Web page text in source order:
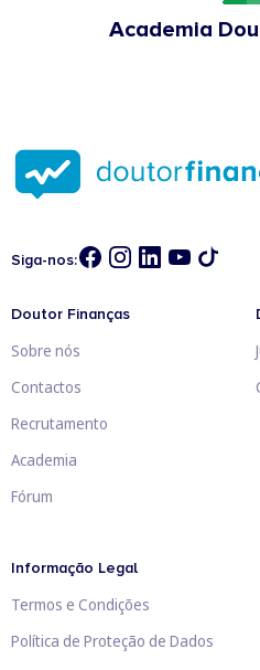
Academia
Siga-nos:
Doutor Finanças
Sobre nós
Contactos
Recrutamento
Academia
Fórum
Informação Legal
Termos e Condições
Política de Proteção de Dados